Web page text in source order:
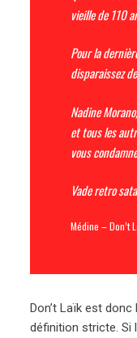
vieille de 110
Pour la
disparaissez
Nadine
et tous les
vous
Vade retro
Médine – Don’t
Don’t Laïk est
définition stricte. Si